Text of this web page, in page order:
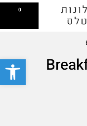
פתח
0